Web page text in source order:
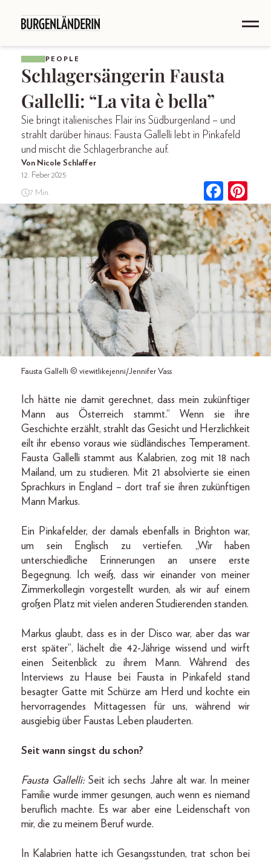
PEOPLE
Schlagersängerin Fausta
Gallelli: “La vita è bella”
Sie bringt italienisches Flair ins Südburgenland – und
strahlt darüber hinaus: Fausta Gallelli lebt in Pinkafeld
und mischt die Schlagerbranche auf.
Von Nicole Schlaffer
12. Feber 2025
7 Min.
Fausta Gallelli © viewitlikejenni/Jennifer Vass
Ich hätte nie damit gerechnet, dass mein zukünftiger
Mann aus Österreich stammt.“ Wenn sie ihre
Geschichte erzählt, strahlt das Gesicht und Herzlichkeit
eilt ihr ebenso voraus wie südländisches Temperament.
Fausta Gallelli stammt aus Kalabrien, zog mit 18 nach
Mailand, um zu studieren. Mit 21 absolvierte sie einen
Sprachkurs in England – dort traf sie ihren zukünftigen
Mann Markus.
Ein Pinkafelder, der damals ebenfalls in Brighton war,
um sein Englisch zu vertiefen. „Wir haben
unterschiedliche Erinnerungen an unsere erste
Begegnung. Ich weiß, dass wir einander von meiner
Zimmerkollegin vorgestellt wurden, als wir auf einem
großen Platz mit vielen anderen Studierenden standen.
Markus glaubt, dass es in der Disco war, aber das war
erst später“, lächelt die 42-Jährige wissend und wirft
einen Seitenblick zu ihrem Mann. Während des
Interviews zu Hause bei Fausta in Pinkafeld stand
besagter Gatte mit Schürze am Herd und kochte ein
hervorragendes Mittag­essen für uns, während wir
ausgiebig über Faustas Leben plauderten.
Seit wann singst du schon?
Fausta Gallelli:Seit ich sechs Jahre alt war. In meiner
Familie wurde immer gesungen, auch wenn es niemand
beruflich machte. Es war aber eine Leidenschaft von
mir, die zu meinem Beruf wurde.
In Kalabrien hatte ich Gesangsstunden, trat schon bei